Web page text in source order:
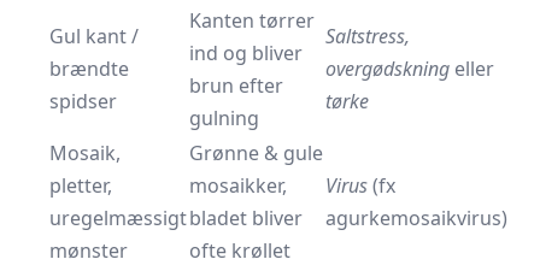
Gul kant /
brændte
spidser
Kanten tørrer
ind og bliver
brun efter
gulning
Saltstress,
overgødskning eller
tørke
Mosaik,
pletter,
uregelmæssigt
mønster
Grønne & gule
mosaikker,
bladet bliver
ofte krøllet
Virus(fx
agurkemosaikvirus)